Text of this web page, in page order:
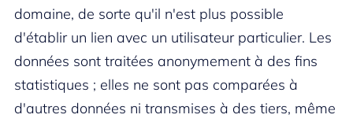
domaine, de sorte qu'il n'est plus possible
d'établir un lien avec un utilisateur particulier. Les
données sont traitées anonymement à des fins
statistiques ; elles ne sont pas comparées à
d'autres données ni transmises à des tiers, même